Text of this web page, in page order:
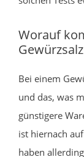
Worauf
Bei einem
und das, was
günstigere
ist hiernach
haben